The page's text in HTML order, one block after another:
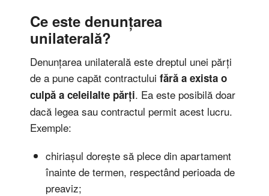
Ce este denunțarea
unilaterală?
Denunțarea unilaterală este dreptul unei părți
de a pune capăt contractului fără a exista o
culpă a celeilalte părți. Ea este posibilă doar
dacă legea sau contractul permit acest lucru.
Exemple:
chiriașul dorește să plece din apartament
înainte de termen, respectând perioada de
preaviz;